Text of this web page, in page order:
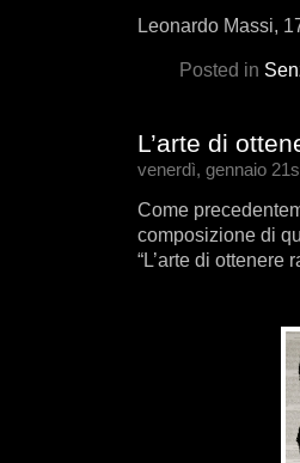
Leonardo Massi,
Posted in
L’arte di
venerdì, gennaio
Come
composizione di
“L’arte di ottenere